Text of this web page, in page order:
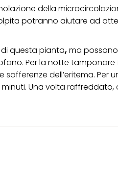
della
potranno aiutare ad
questa pianta, ma
Per la notte
dell’eritema. Per
Una volta raffreddato,